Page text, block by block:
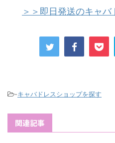
＞＞即日発送のキャ
-キャバドレスショップを探す
関連記事